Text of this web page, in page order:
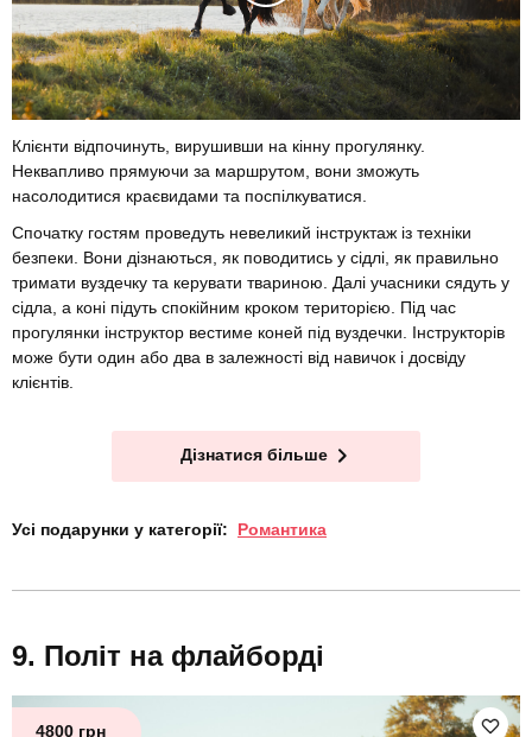
Клієнти відпочинуть, вирушивши на кінну прогулянку.
Неквапливо прямуючи за маршрутом, вони зможуть
насолодитися краєвидами та поспілкуватися.
Спочатку гостям проведуть невеликий інструктаж із техніки
безпеки. Вони дізнаються, як поводитись у сідлі, як правильно
тримати вуздечку та керувати твариною. Далі учасники сядуть у
сідла, а коні підуть спокійним кроком територією. Під час
прогулянки інструктор вестиме коней під вуздечки. Інструкторів
може бути один або два в залежності від навичок і досвіду
клієнтів.
Дізнатися більше
Усі подарунки у категорії: Романтика
Політ на флайборді
4800 грн